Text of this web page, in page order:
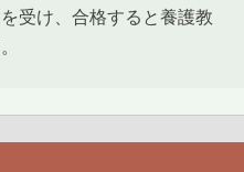
受け、合格すると養護教